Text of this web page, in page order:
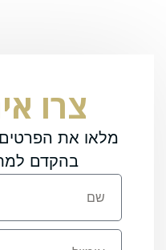
צרו
מלאו את הפרטים
בהקדם